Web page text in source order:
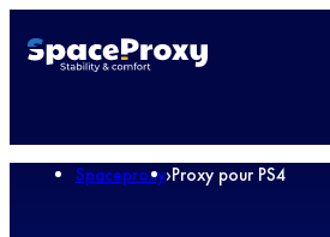
Spaceproxy›Proxy pour PS4